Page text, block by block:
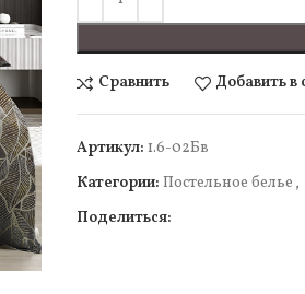
Сравнить Добавить в
Артикул: 1.6-02Бв
Категории: Постельное белье ,
Поделиться: